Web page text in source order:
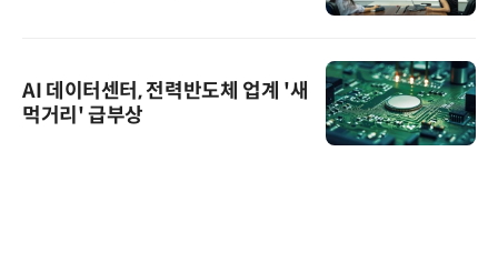
AI 데이터센터, 전력반도체 업계 '새
먹거리' 급부상